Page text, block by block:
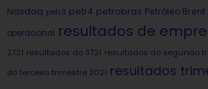
Nasdaq petr3 petr4 petrobras Petróleo Brent
operacional resultados de
2T21 resultados do 3T21 resultados do segundo
do terceiro trimestre 2021 resultados